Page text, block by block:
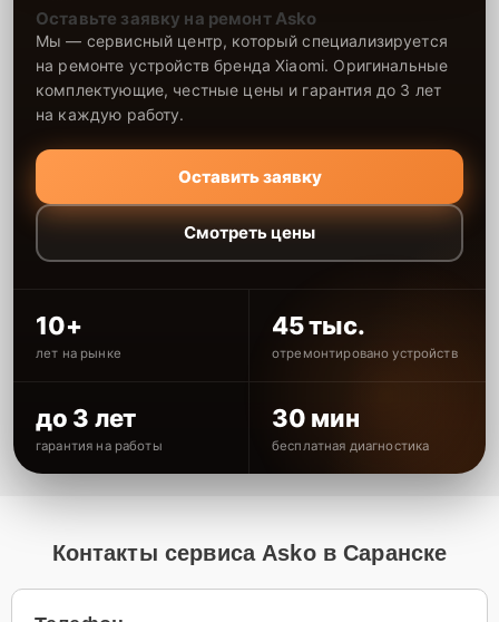
Оставьте заявку на ремонт Asko
Мы — сервисный центр, который специализируется
на ремонте устройств бренда Xiaomi. Оригинальные
комплектующие, честные цены и гарантия до 3 лет
на каждую работу.
Оставить заявку
Смотреть цены
10+
лет на рынке
45 тыс.
отремонтировано устройств
до 3 лет
гарантия на работы
30 мин
бесплатная диагностика
Контакты сервиса Asko в Саранске